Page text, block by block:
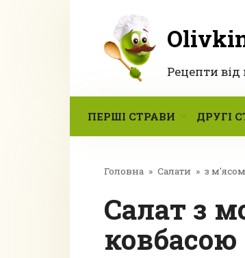
Рецепти від
ПЕРШІ СТРАВИ ДРУГІ
Головна » Салати » з
Салат з морквою і копченою
ковбасою